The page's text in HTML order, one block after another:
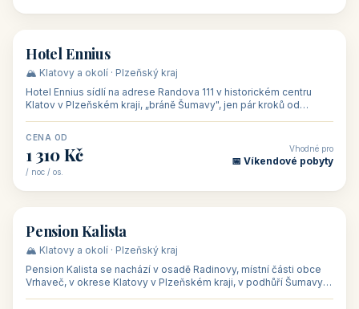
🏨 hotel
Hotel Ennius
🏔️ Klatovy a okolí · Plzeňský kraj
Hotel Ennius sídlí na adrese Randova 111 v historickém centru
Klatov v Plzeňském kraji, „bráně Šumavy", jen pár kroků od
CENA OD
1 310 Kč
/ noc / os.
Vhodné pro
📅 Víkendové pobyty
🏡 penzion
Pension Kalista
🏔️ Klatovy a okolí · Plzeňský kraj
Pension Kalista se nachází v osadě Radinovy, místní části obce
Vrhaveč, v okrese Klatovy v Plzeňském kraji, v podhůří Šumavy